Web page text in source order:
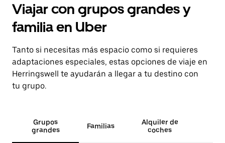
Viajar con grupos grandes y
familia en Uber
Tanto si necesitas más espacio como si requieres
adaptaciones especiales, estas opciones de viaje en
Herringswell te ayudarán a llegar a tu destino con
tu grupo.
Grupos
grandes
Familias
Alquiler de
coches